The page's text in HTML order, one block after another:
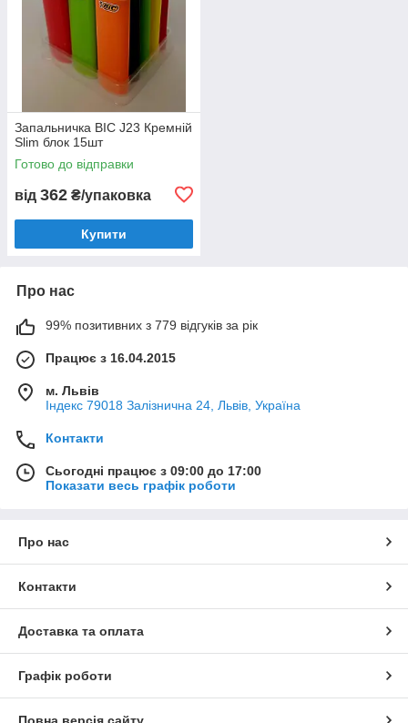
Запальничка BIC J23 Кремній
Slim блок 15шт
Готово до відправки
від 362 ₴/упаковка
Купити
Про нас
99% позитивних з 779 відгуків за рік
Працює з 16.04.2015
м. Львів
Індекс 79018 Залізнична 24, Львів, Україна
Контакти
Сьогодні працює з 09:00 до 17:00
Показати весь графік роботи
Про нас
Контакти
Доставка та оплата
Графік роботи